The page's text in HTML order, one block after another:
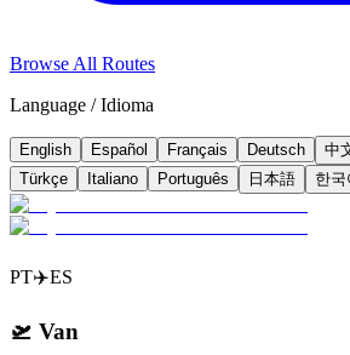
Browse All Routes
Language / Idioma
English Español Français Deutsch 中
Türkçe
Italiano Português 日本語 한국
PT✈️ES
🛫 Van